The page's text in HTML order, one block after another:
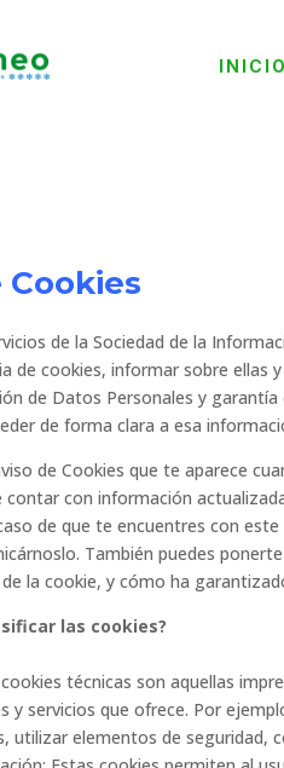
INICIO
de la Sociedad de la
de cookies, informar sobre ellas
de Datos Personales y
de forma clara a esa
de Cookies que te aparece
contar con información
de que te encuentres con
También puedes
la cookie, y cómo ha
las cookies?
técnicas son aquellas
y servicios que ofrece. Por
utilizar elementos de seguridad,